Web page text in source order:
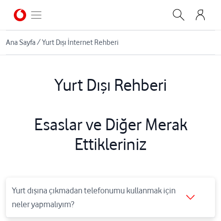
Ana Sayfa/Yurt Dışı İnternet Rehberi
Yurt Dışı Rehberi
Esaslar ve Diğer Merak
Ettikleriniz
Yurt dışına çıkmadan telefonumu kullanmak için
neler yapmalıyım?
Hattınızı yurt dışında kullanmak içinwww.kktctelsim.com
Online İşlemler’e Self Servis şifreniz ile giriş yaparak ulaşabilir, üst
menüdeki “Ayarlarım” sekmesinde “Uluslararası Arama”yı açık hale
Hattınızı yurt dışında kullanmak içinwww.kktctelsim.comsitesinde